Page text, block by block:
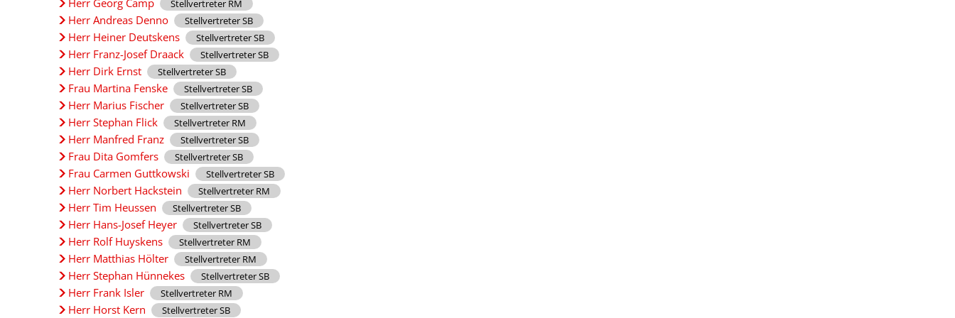
Herr Georg Camp Stellvertreter RM
Herr Andreas Denno Stellvertreter SB
Herr Heiner Deutskens Stellvertreter SB
Herr Franz-Josef Draack Stellvertreter SB
Herr Dirk Ernst Stellvertreter SB
Frau Martina Fenske Stellvertreter SB
Herr Marius Fischer Stellvertreter SB
Herr Stephan Flick Stellvertreter RM
Herr Manfred Franz Stellvertreter SB
Frau Dita Gomfers Stellvertreter SB
Frau Carmen Guttkowski Stellvertreter SB
Herr Norbert Hackstein Stellvertreter RM
Herr Tim Heussen Stellvertreter SB
Herr Hans-Josef Heyer Stellvertreter SB
Herr Rolf Huyskens Stellvertreter RM
Herr Matthias Hölter Stellvertreter RM
Herr Stephan Hünnekes Stellvertreter SB
Herr Frank Isler Stellvertreter RM
Herr Horst Kern Stellvertreter SB